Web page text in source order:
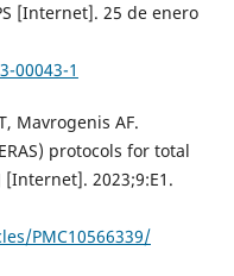
[Internet]. 25 de enero
00043-1
Mavrogenis AF.
protocols for total
2023;9:E1.
PMC10566339/